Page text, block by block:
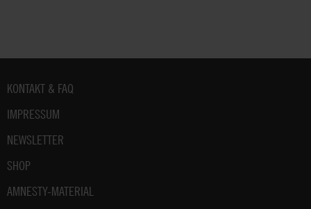
Fußbereich
KONTAKT & FAQ
IMPRESSUM
NEWSLETTER
SHOP
AMNESTY-MATERIAL